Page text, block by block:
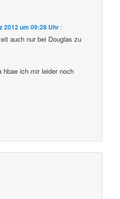
2012 um 09:28 Uhr :
auch nur bei Douglas zu
hbae ich mir leider noch